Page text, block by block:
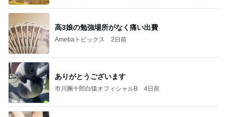
高3娘の勉強場所がなく痛い出費
Amebaトピックス 2日前
ありがとうございます
市川團十郎白猿オフィシャルB 4日前